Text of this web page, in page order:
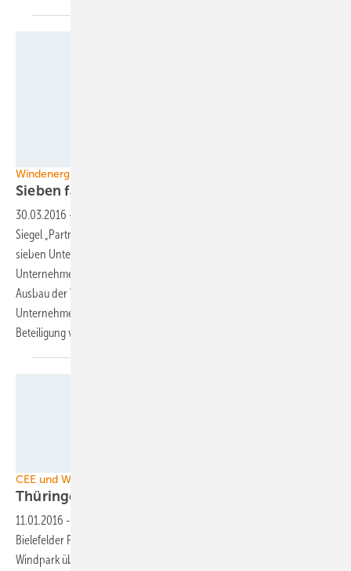
Windenergie Thüringen
Sieben faire Projektierer
30.03.2016 -
Siegel „Partner für faire Windenergie“ ausgezeichnet. Insgesamt
sieben Unternehmen tragen jetzt dieses Zertifikat, mit dem sich die
Unternehmen verpflichten, sich an die Leitlinien für einen fairen
Ausbau der Windenergie im Freistaat zu halten. Ausgezeichnet werden
Unternehmen, die sich im besonderen Maße um Transparenz und die
Beteiligung von Bürgern und Kommunen
CEE und WKN
Thüringen macht mal wieder
11.01.2016 -
Bielefelder Privatbank Lampe, CEE, hat in Thüringen einen neuen
Windpark übernommen und nähert sich so bereits der Marke von 250